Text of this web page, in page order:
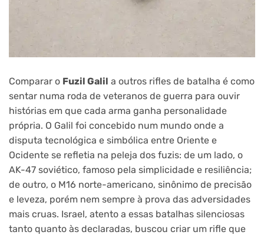
Comparar o Fuzil Galil a outros rifles de batalha é como
sentar numa roda de veteranos de guerra para ouvir
histórias em que cada arma ganha personalidade
própria. O Galil foi concebido num mundo onde a
disputa tecnológica e simbólica entre Oriente e
Ocidente se refletia na peleja dos fuzis: de um lado, o
AK-47 soviético, famoso pela simplicidade e resiliência;
de outro, o M16 norte-americano, sinônimo de precisão
e leveza, porém nem sempre à prova das adversidades
mais cruas. Israel, atento a essas batalhas silenciosas
tanto quanto às declaradas, buscou criar um rifle que